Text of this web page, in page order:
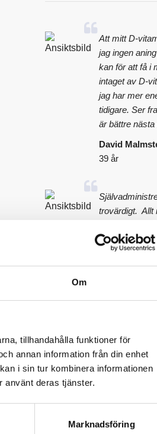
Om
tillhandahålla funktioner för
annan information från din enhet
i sin tur kombinera informationen
använt deras tjänster.
Marknadsföring
Att mitt D-
jag ingen
kan för att få i
intaget av D-
jag har mer
tidigare. Ser
är bättre nästa
David
39 år
trovärdigt. Allt
sidan, varken
otroligt lätt att
såg bra ut
var endast ett
gränsen, det
Lena